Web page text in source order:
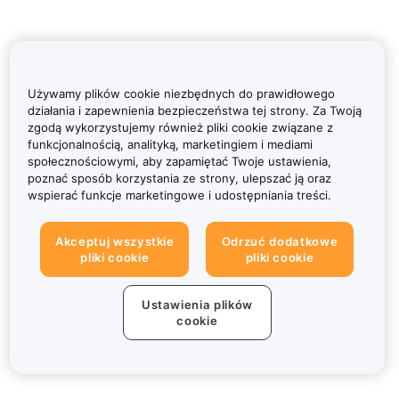
Używamy plików cookie niezbędnych do prawidłowego
działania i zapewnienia bezpieczeństwa tej strony. Za Twoją
zgodą wykorzystujemy również pliki cookie związane z
funkcjonalnością, analityką, marketingiem i mediami
społecznościowymi, aby zapamiętać Twoje ustawienia,
poznać sposób korzystania ze strony, ulepszać ją oraz
wspierać funkcje marketingowe i udostępniania treści.
Akceptuj wszystkie
pliki cookie
Odrzuć dodatkowe
pliki cookie
Ustawienia plików
cookie